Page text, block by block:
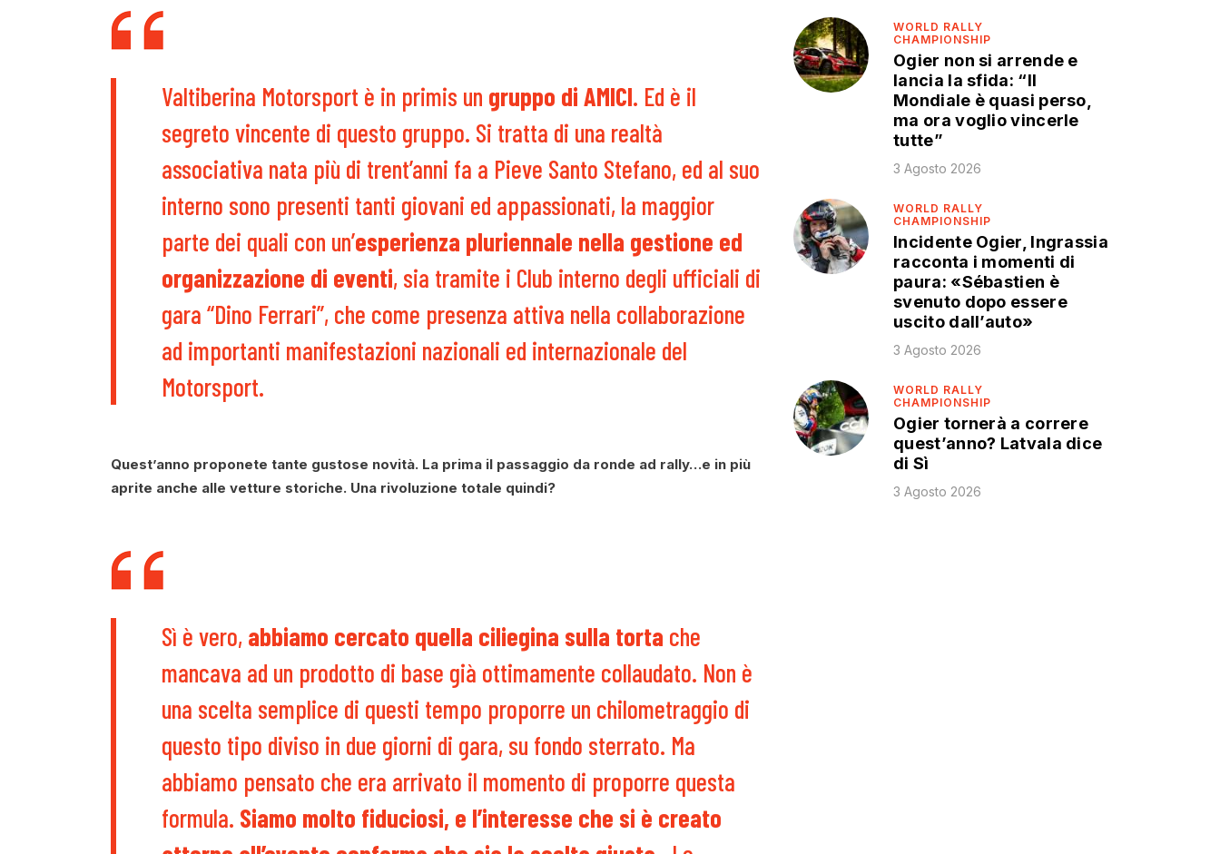
Valtiberina Motorsport è in primis un gruppo di AMICI. Ed è il
segreto vincente di questo gruppo. Si tratta di una realtà
associativa nata più di trent’anni fa a Pieve Santo Stefano, ed al suo
interno sono presenti tanti giovani ed appassionati, la maggior
parte dei quali con un’esperienza pluriennale nella gestione ed
organizzazione di eventi, sia tramite i Club interno degli ufficiali di
gara “Dino Ferrari”, che come presenza attiva nella collaborazione
ad importanti manifestazioni nazionali ed internazionale del
Motorsport.
Quest’anno proponete tante gustose novità. La prima il passaggio da ronde ad rally…e in più
aprite anche alle vetture storiche. Una rivoluzione totale quindi?
Sì è vero, abbiamo cercato quella ciliegina sulla torta che
mancava ad un prodotto di base già ottimamente collaudato. Non è
una scelta semplice di questi tempo proporre un chilometraggio di
questo tipo diviso in due giorni di gara, su fondo sterrato. Ma
abbiamo pensato che era arrivato il momento di proporre questa
formula. Siamo molto fiduciosi, e l’interesse che si è creato
WORLD RALLY
CHAMPIONSHIP
Ogier non si arrende e
lancia la sfida: “Il
Mondiale è quasi perso,
ma ora voglio vincerle
tutte”
3 Agosto 2026
WORLD RALLY
CHAMPIONSHIP
Incidente Ogier, Ingrassia
racconta i momenti di
paura: «Sébastien è
svenuto dopo essere
uscito dall’auto»
3 Agosto 2026
WORLD RALLY
CHAMPIONSHIP
Ogier tornerà a correre
quest’anno? Latvala dice
di Sì
3 Agosto 2026